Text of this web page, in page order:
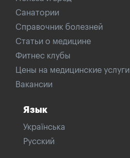
Санатории
Справочник болезней
Статьи о медицине
Фитнес клубы
Цены на медицинские услуги
Вакансии
Язык
Українська
Русский